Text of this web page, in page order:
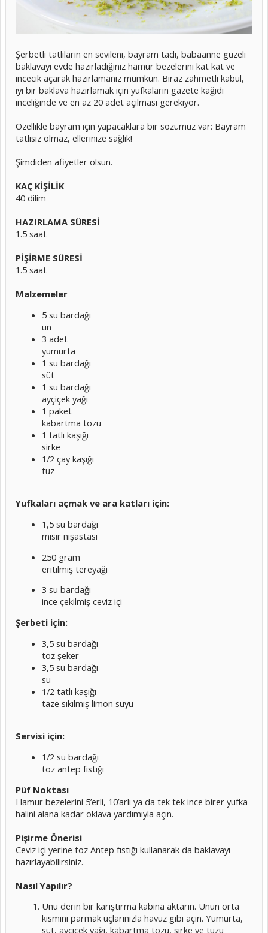
Şerbetli tatlıların en sevileni, bayram tadı, babaanne güzeli
baklavayı evde hazırladığınız hamur bezelerini kat kat ve
incecik açarak hazırlamanız mümkün. Biraz zahmetli kabul,
iyi bir baklava hazırlamak için yufkaların gazete kağıdı
inceliğinde ve en az 20 adet açılması gerekiyor.
Özellikle bayram için yapacaklara bir sözümüz var: Bayram
tatlısız olmaz, ellerinize sağlık!
Şimdiden afiyetler olsun.
KAÇ KİŞİLİK
40 dilim
HAZIRLAMA SÜRESİ
1.5 saat
PİŞİRME SÜRESİ
1.5 saat
Malzemeler
5 su bardağı
un
3 adet
yumurta
1 su bardağı
süt
1 su bardağı
ayçiçek yağı
1 paket
kabartma tozu
1 tatlı kaşığı
sirke
1/2 çay kaşığı
tuz
Yufkaları açmak ve ara katları için:
1,5 su bardağı
mısır nişastası
250 gram
eritilmiş tereyağı
3 su bardağı
ince çekilmiş ceviz içi
Şerbeti için:
3,5 su bardağı
toz şeker
3,5 su bardağı
su
1/2 tatlı kaşığı
taze sıkılmış limon suyu
Servisi için:
1/2 su bardağı
toz antep fıstığı
Püf Noktası
Hamur bezelerini 5’erli, 10’arlı ya da tek tek ince birer yufka
halini alana kadar oklava yardımıyla açın.
Pişirme Önerisi
Ceviz içi yerine toz Antep fıstığı kullanarak da baklavayı
hazırlayabilirsiniz.
Nasıl Yapılır?
Unu derin bir karıştırma kabına aktarın. Unun orta
kısmını parmak uçlarınızla havuz gibi açın. Yumurta,
süt, ayçiçek yağı, kabartma tozu, sirke ve tuzu